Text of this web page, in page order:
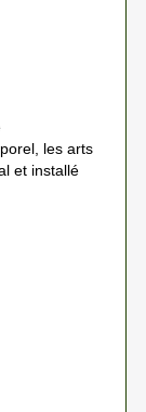
les arts
et installé